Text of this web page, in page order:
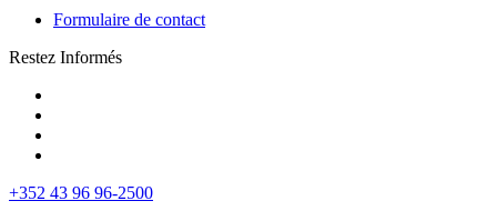
Formulaire de contact
Restez Informés
+352 43 96 96-2500